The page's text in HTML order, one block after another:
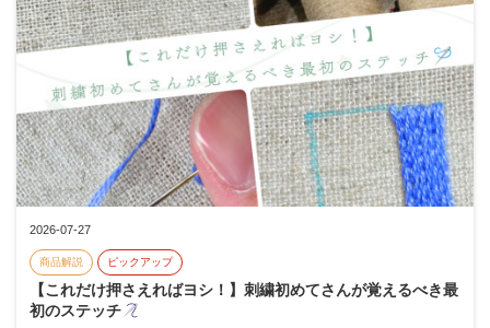
2026-07-27
商品解説 ピックアップ
【これだけ押さえればヨシ！】刺繍初めてさんが覚えるべき最
初のステッチ